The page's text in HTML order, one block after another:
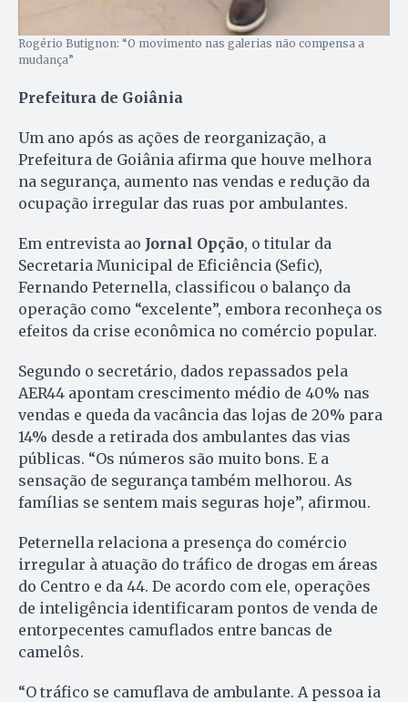
Rogério Butignon: “O movimento nas galerias não compensa a
mudança”
Prefeitura de Goiânia
Um ano após as ações de reorganização, a
Prefeitura de Goiânia afirma que houve melhora
na segurança, aumento nas vendas e redução da
ocupação irregular das ruas por ambulantes.
Em entrevista ao Jornal Opção, o titular da
Secretaria Municipal de Eficiência (Sefic),
Fernando Peternella, classificou o balanço da
operação como “excelente”, embora reconheça os
efeitos da crise econômica no comércio popular.
Segundo o secretário, dados repassados pela
AER44 apontam crescimento médio de 40% nas
vendas e queda da vacância das lojas de 20% para
14% desde a retirada dos ambulantes das vias
públicas. “Os números são muito bons. E a
sensação de segurança também melhorou. As
famílias se sentem mais seguras hoje”, afirmou.
Peternella relaciona a presença do comércio
irregular à atuação do tráfico de drogas em áreas
do Centro e da 44. De acordo com ele, operações
de inteligência identificaram pontos de venda de
entorpecentes camuflados entre bancas de
camelôs.
“O tráfico se camuflava de ambulante. A pessoa ia